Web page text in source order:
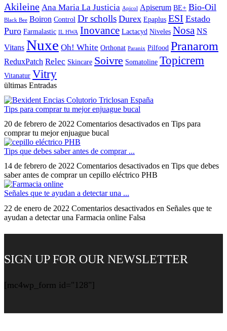
Akileine Ana Maria La Justicia Apicol Apiserum BE+ Bio-Oil
Black Bee Boiron Control Dr scholls Durex Epaplus ESI Estado
Puro Farmalastic IL HWA Inovance Lactacyd Niveles Nosa NS
Vitans Nuxe Oh! White Orthonat Paranix Pilfood Pranarom
ReduxPatch Relec Skincare Soivre Somatoline Topicrem
Vitanatur Vitry
ültimas Entradas
Tips para comprar tu mejor enjuague bucal
20 de febrero de 2022 Comentarios desactivados en Tips para
comprar tu mejor enjuague bucal
Tips que debes saber antes de comprar ...
14 de febrero de 2022 Comentarios desactivados en Tips que debes
saber antes de comprar un cepillo eléctrico PHB
Señales que te ayudan a detectar una ...
22 de enero de 2022 Comentarios desactivados en Señales que te
ayudan a detectar una Farmacia online Falsa
SIGN UP FOR OUR NEWSLETTER
[mc4wp_form id="128"]